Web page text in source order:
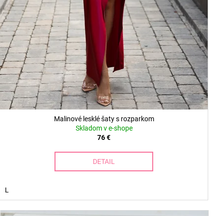
Malinové lesklé šaty s rozparkom
Skladom v e-shope
76 €
DETAIL
L